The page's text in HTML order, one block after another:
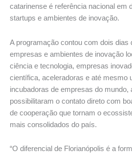
catarinense é referência nacional em
startups e ambientes de inovação.
A programação contou com dois dias
empresas e ambientes de inovação
ciência e tecnologia, empresas
científica, aceleradoras e até mesmo
incubadoras de empresas do mundo,
possibilitaram o contato direto com
de cooperação que tornam o
mais consolidados do país.
“O diferencial de Florianópolis é a